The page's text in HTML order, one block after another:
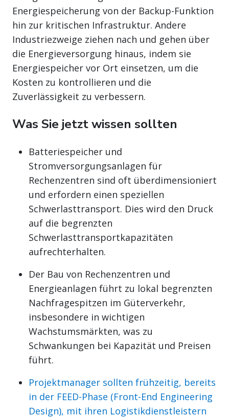
Energiespeicherung von der Backup-Funktion
hin zur kritischen Infrastruktur. Andere
Industriezweige ziehen nach und gehen über
die Energieversorgung hinaus, indem sie
Energiespeicher vor Ort einsetzen, um die
Kosten zu kontrollieren und die
Zuverlässigkeit zu verbessern.
Was Sie jetzt wissen sollten
Batteriespeicher und
Stromversorgungsanlagen für
Rechenzentren sind oft überdimensioniert
und erfordern einen speziellen
Schwerlasttransport. Dies wird den Druck
auf die begrenzten
Schwerlasttransportkapazitäten
aufrechterhalten.
Der Bau von Rechenzentren und
Energieanlagen führt zu lokal begrenzten
Nachfragespitzen im Güterverkehr,
insbesondere in wichtigen
Wachstumsmärkten, was zu
Schwankungen bei Kapazität und Preisen
führt.
Projektmanager sollten frühzeitig, bereits
in der FEED-Phase (Front-End Engineering
Design), mit ihren Logistikdienstleistern